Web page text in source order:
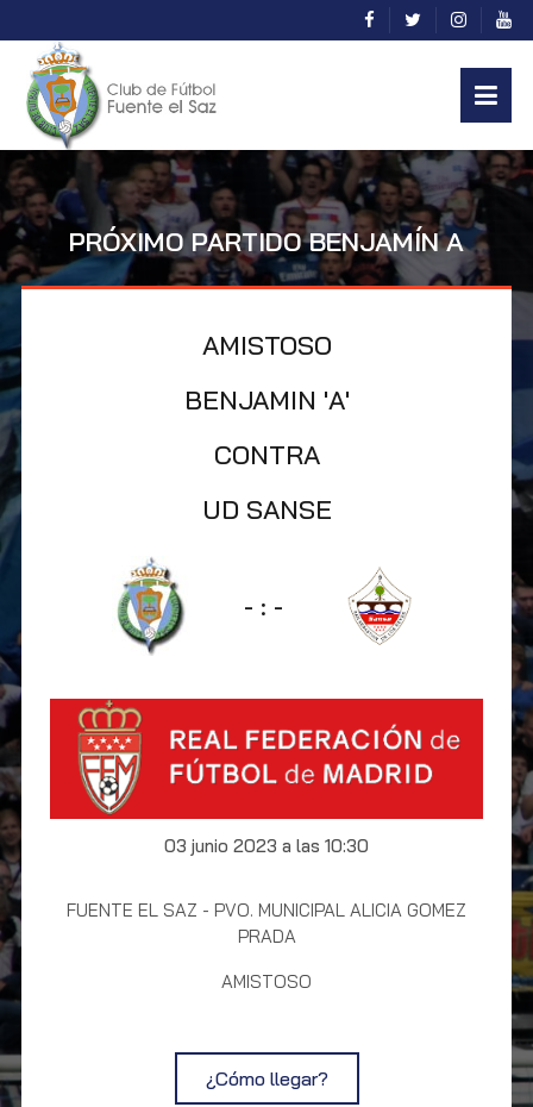
PRÓXIMO PARTIDO BENJAMÍN A
AMISTOSO
BENJAMIN 'A'
CONTRA
UD SANSE
- : -
03 junio 2023 a las 10:30
FUENTE EL SAZ - PVO. MUNICIPAL ALICIA GOMEZ
PRADA
AMISTOSO
¿Cómo llegar?